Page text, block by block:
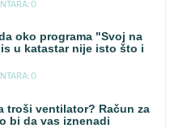
0
oko programa "Svoj na
u katastar nije isto što i
0
troši ventilator? Račun za
bi da vas iznenadi